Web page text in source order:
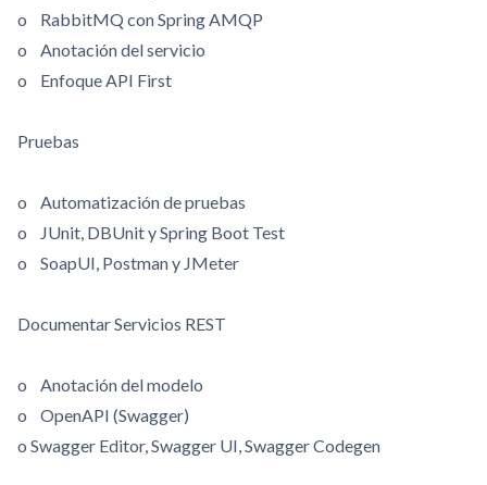
o RabbitMQ con Spring AMQP
o Anotación del servicio
o Enfoque API First
Pruebas
o Automatización de pruebas
o JUnit, DBUnit y Spring Boot Test
o SoapUI, Postman y JMeter
Documentar Servicios REST
o Anotación del modelo
o OpenAPI (Swagger)
o Swagger Editor, Swagger UI, Swagger Codegen